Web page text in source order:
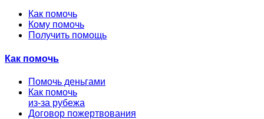
Как помочь
Кому помочь
Получить помощь
Как помочь
Помочь деньгами
Как помочь
из-за рубежа
Договор пожертвования